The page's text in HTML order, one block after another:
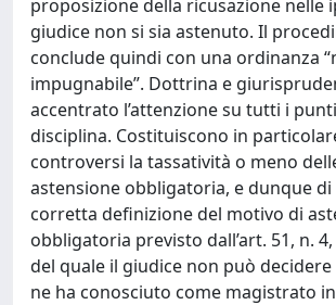
proposizione della ricusazione nelle
giudice non si sia astenuto. Il
conclude quindi con una ordinanza
impugnabile”. Dottrina e
accentrato l’attenzione su tutti i
disciplina. Costituiscono in
controversi la tassatività o meno
astensione obbligatoria, e dunque di
corretta definizione del motivo di
obbligatoria previsto dall’art. 51, n.
del quale il giudice non può decidere
ne ha conosciuto come magistrato